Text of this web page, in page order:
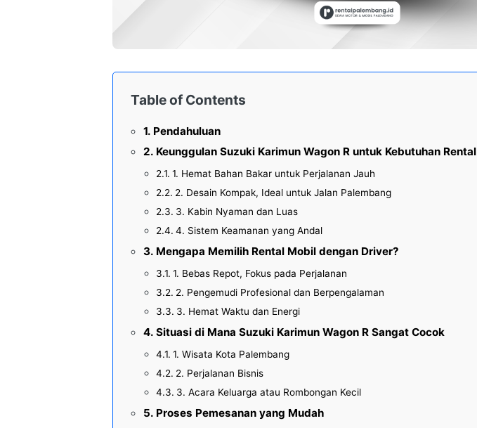
Table of Contents
Pendahuluan
Keunggulan Suzuki Karimun Wagon R untuk Kebutuhan Rental
1. Hemat Bahan Bakar untuk Perjalanan Jauh
2. Desain Kompak, Ideal untuk Jalan Palembang
3. Kabin Nyaman dan Luas
4. Sistem Keamanan yang Andal
Mengapa Memilih Rental Mobil dengan Driver?
1. Bebas Repot, Fokus pada Perjalanan
2. Pengemudi Profesional dan Berpengalaman
3. Hemat Waktu dan Energi
Situasi di Mana Suzuki Karimun Wagon R Sangat Cocok
1. Wisata Kota Palembang
2. Perjalanan Bisnis
3. Acara Keluarga atau Rombongan Kecil
Proses Pemesanan yang Mudah